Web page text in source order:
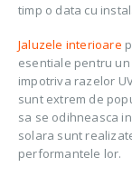
timp o data cu
Jaluzele interioare
esentiale pentru
impotriva razelor
sunt extrem de
sa se odihneasca
solara sunt
performantele lor.